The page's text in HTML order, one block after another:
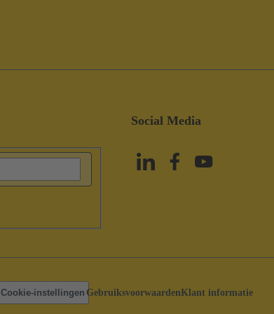
Social Media
Cookie-instellingen GebruiksvoorwaardenKlant informatie